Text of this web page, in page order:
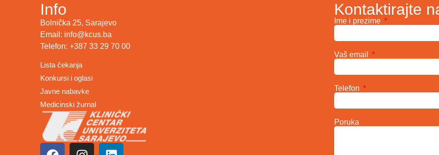
Info
Bolnička 25, Sarajevo
Email: info@kcus.ba
Telefon: +387 33 29 70 00
Lista čekanja
Konkursi i oglasi
Javne nabavke
Medicinski žurnal
Kontaktirajte
Ime i prezime
Vaš email
Telefon
Poruka